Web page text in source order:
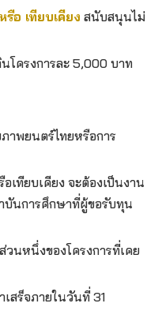
อ เทียบเคียง สนับสนุนไม่
โครงการละ 5,000 บาท
าพยนตร์ไทยหรือการ
ทียบเคียง จะต้องเป็นงาน
บันการศึกษาที่ผู้ขอรับทุน
วนหนึ่งของโครงการที่เคย
สร็จภายในวันที่ 31